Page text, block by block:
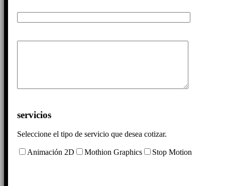
servicios
Seleccione el tipo de servicio que desea cotizar.
Animación 2D Mothion Graphics Stop Motion